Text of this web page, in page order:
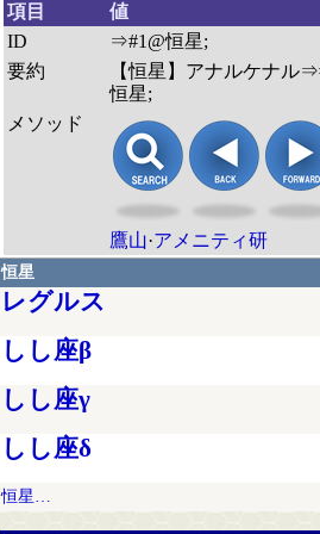
項目
値
ID
⇒#1@恒星;
要約
【恒星】アナルケナル
恒星;
メソッド
鷹山·アメニティ研
恒星
レグルス
しし座β
しし座γ
しし座δ
恒星…